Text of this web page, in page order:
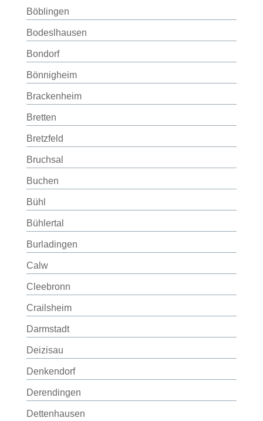
Böblingen
Bodeslhausen
Bondorf
Bönnigheim
Brackenheim
Bretten
Bretzfeld
Bruchsal
Buchen
Bühl
Bühlertal
Burladingen
Calw
Cleebronn
Crailsheim
Darmstadt
Deizisau
Denkendorf
Derendingen
Dettenhausen